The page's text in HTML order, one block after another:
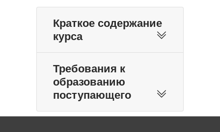
Краткое содержание
курса
Требования к
образованию
поступающего